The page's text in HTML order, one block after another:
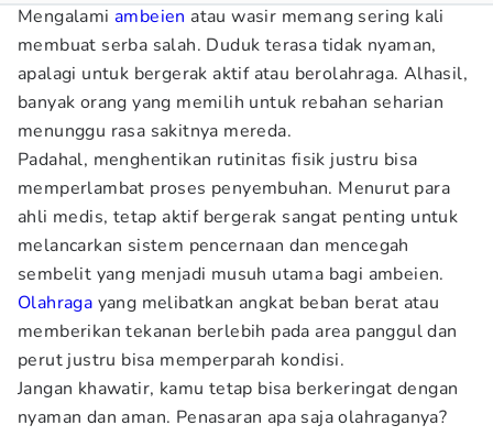
Mengalamiambeien atau wasir memang sering kali
membuat serba salah. Duduk terasa tidak nyaman,
apalagi untuk bergerak aktif atau berolahraga. Alhasil,
banyak orang yang memilih untuk rebahan seharian
menunggu rasa sakitnya mereda.
Padahal, menghentikan rutinitas fisik justru bisa
memperlambat proses penyembuhan. Menurut para
ahli medis, tetap aktif bergerak sangat penting untuk
melancarkan sistem pencernaan dan mencegah
sembelit yang menjadi musuh utama bagi ambeien.
Olahraga yang melibatkan angkat beban berat atau
memberikan tekanan berlebih pada area panggul dan
perut justru bisa memperparah kondisi.
Jangan khawatir, kamu tetap bisa berkeringat dengan
nyaman dan aman. Penasaran apa saja olahraganya?